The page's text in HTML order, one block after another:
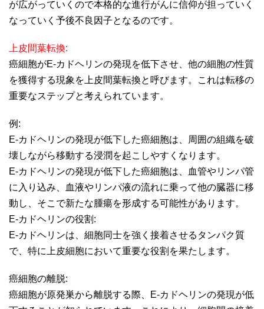
が広がっていくので本格的な進行がんに信仰が担っていく
なっていく予後不良因子となるのです。
上皮間葉転換:
癌細胞がE-カドヘリンの発現を低下させ、他の細胞の性質
を獲得する現象を上皮間葉転換と呼びます。これは転移の
重要なステップと考えられています。
例:
E-カドヘリンの発現が低下した癌細胞は、周囲の組織を破
壊しながら移動する浸潤を起こしやすくなります。
E-カドヘリンの発現が低下した癌細胞は、血管やリンパ管
に入り込み、血液やリンパ液の流れに乗って他の臓器に移
動し、そこで新たな腫瘍を形成する可能性があります。
E-カドヘリンの役割:
E-カドヘリンは、細胞同士を強く接着させるタンパク質
で、特に上皮細胞において重要な役割を果たします。
癌細胞の離脱:
癌細胞が原発巣から離脱する際、E-カドヘリンの発現が低